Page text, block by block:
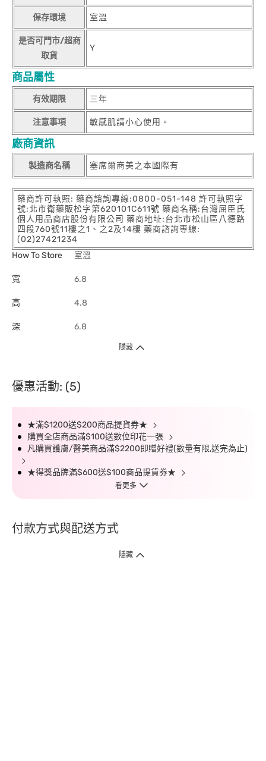
保存環境 室溫
是否可門市/超商
取貨
Y
商品屬性
有效期限 三年
注意事項 敏感肌請小心使用。
廠商資訊
製造商名稱 塞席爾商美之本國際有
藥商許可執照: 藥商諮詢專線:0800-051-148 許可執照字
號:北市衛藥販松字第620101C611號 藥商名稱:台灣屈臣氏
個人用品商店股份有限公司 藥商地址:台北市松山區八德路
四段760號11樓之1、之2及14樓 藥商諮詢專線:
(02)27421234
How To Store
室溫
寬 6.8
高 4.8
深 6.8
隱藏
優惠活動: (5)
★滿$1200送$200商品提貨券★
購買全店商品滿$100送數位印花一張
凡購買護膚/醫美商品滿$2200即贈好禮(數量有限,送完為止)
★得獎品牌滿$600送$100商品提貨券★
看更多
付款方式與配送方式
隱藏